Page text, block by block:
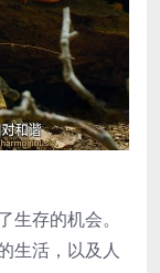
存的机会。
生活，以及人